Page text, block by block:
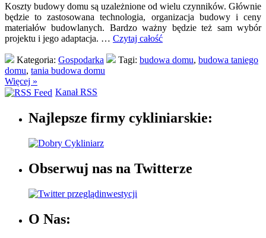
Koszty budowy domu są uzależnione od wielu czynników. Głównie
będzie to zastosowana technologia, organizacja budowy i ceny
materiałów budowlanych. Bardzo ważny będzie też sam wybór
projektu i jego adaptacja. … Czytaj całość
Kategoria: Gospodarka Tagi: budowa domu, budowa taniego
domu, tania budowa domu
Więcej »
Kanał RSS
Najlepsze firmy cykliniarskie:
Obserwuj nas na Twitterze
O Nas: